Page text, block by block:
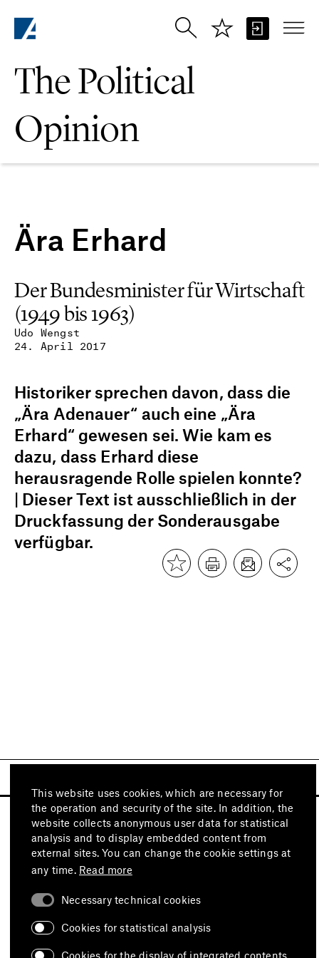
The Political
Opinion
Ära Erhard
Udo Wengst
24. April 2017
Der Bundesminister für Wirtschaft
(1949 bis 1963)
Historiker sprechen davon, dass die
„Ära Adenauer“ auch eine „Ära
Erhard“ gewesen sei. Wie kam es
dazu, dass Erhard diese
herausragende Rolle spielen konnte?
| Dieser Text ist ausschließlich in der
Druckfassung der Sonderausgabe
verfügbar.
Visit also
This website uses cookies, which are necessary for
the operation and security of the site. In addition, the
website collects anonymous user data for statistical
analysis and to display embedded content from
external sites. You can change the cookie settings at
any time. Read more
Necessary technical cookies
Cookies for statistical analysis
Cookies for the display of integrated contents